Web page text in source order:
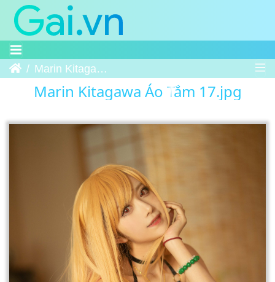
Trang chủMarin Kitagawa Áo Tắm 17
Marin Kitagawa Áo Tắm 17.jpg